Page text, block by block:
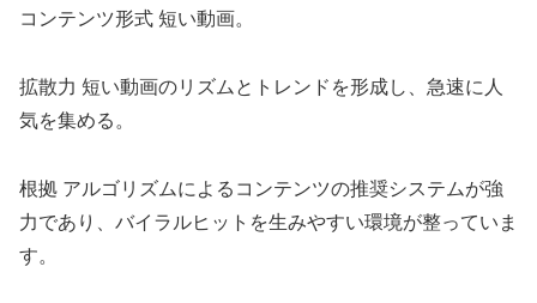
コンテンツ形式 短い動画。
拡散力 短い動画のリズムとトレンドを形成し、急速に人
気を集める。
根拠 アルゴリズムによるコンテンツの推奨システムが強
力であり、バイラルヒットを生みやすい環境が整っていま
す。